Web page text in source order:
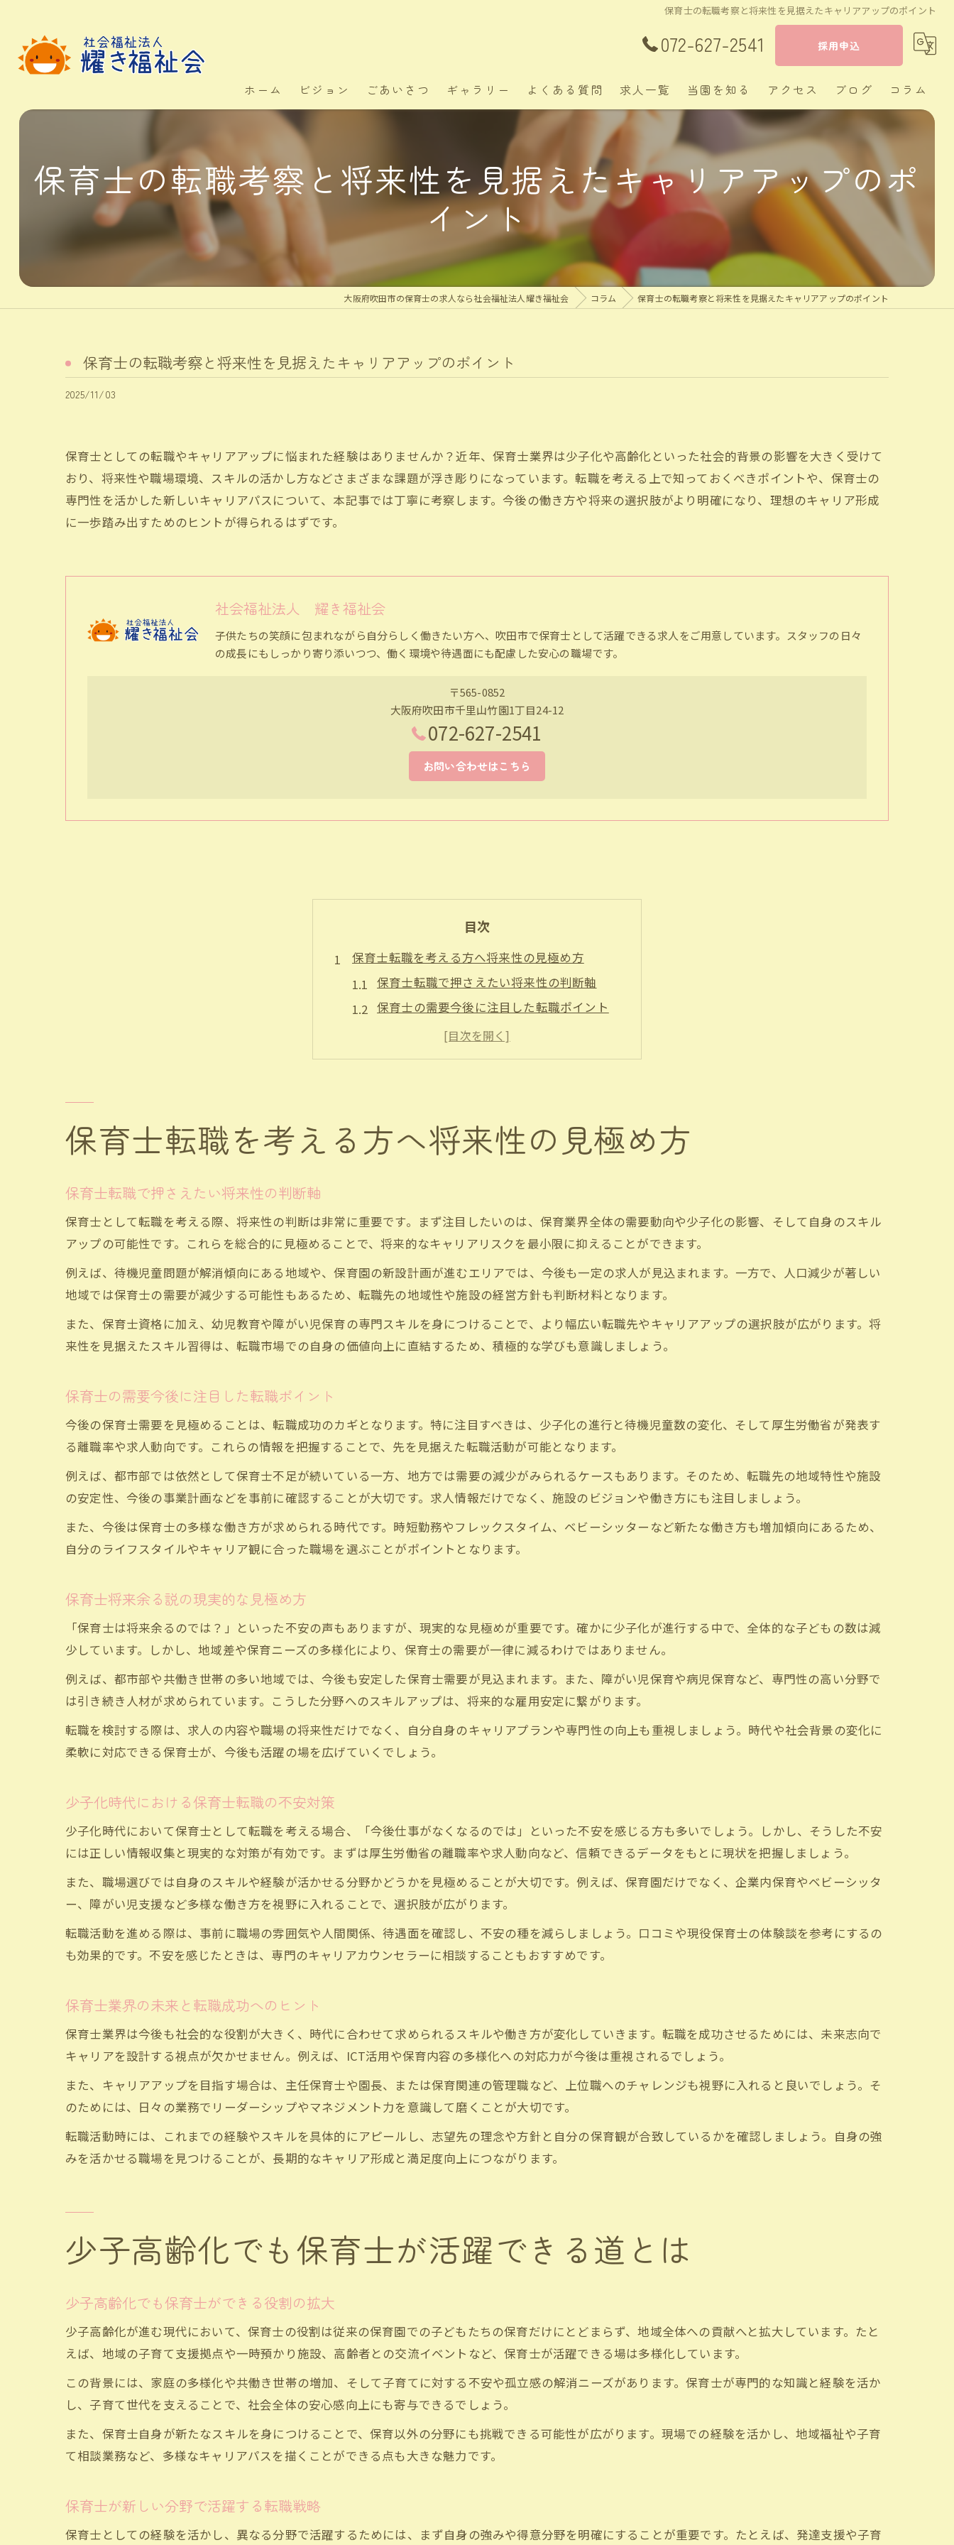
保育士の転職考察と将来性を見据えたキャリアアップのポイント
072-627-2541 採用申込
ホーム ビジョン ごあいさつ ギャラリー よくある質問 求人一覧 当園を知る
正社員
週休二日制
アクセス ブログ コラム
保育士の転職考察と将来性を見据えたキャリアアップのポ
イント
大阪府吹田市の保育士の求人なら社会福祉法人耀き福祉会 コラム 保育士の転職考察と将来性を見据えたキャリアアップのポイント
保育士の転職考察と将来性を見据えたキャリアアップのポイント
2025/11/03
保育士としての転職やキャリアアップに悩まれた経験はありませんか？近年、保育士業界は少子化や高齢化といった社会的背景の影響を大きく受けて
おり、将来性や職場環境、スキルの活かし方などさまざまな課題が浮き彫りになっています。転職を考える上で知っておくべきポイントや、保育士の
専門性を活かした新しいキャリアパスについて、本記事では丁寧に考察します。今後の働き方や将来の選択肢がより明確になり、理想のキャリア形成
に一歩踏み出すためのヒントが得られるはずです。
社会福祉法人 耀き福祉会
子供たちの笑顔に包まれながら自分らしく働きたい方へ、吹田市で保育士として活躍できる求人をご用意しています。スタッフの日々
の成長にもしっかり寄り添いつつ、働く環境や待遇面にも配慮した安心の職場です。
〒565-0852
大阪府吹田市千里山竹園1丁目24-12
072-627-2541
お問い合わせはこちら
目次
保育士転職を考える方へ将来性の見極め方
保育士転職で押さえたい将来性の判断軸
保育士の需要今後に注目した転職ポイント
保育士将来余る説の現実的な見極め方
少子化時代における保育士転職の不安対策
少子高齢化でも保育士ができる役割の拡大
保育士が新しい分野で活躍する転職戦略
少子化保育士ができることと将来性の関係
転職時に確認したい保育士のキャリア課題
保育士転職で直面する主なキャリア課題
転職時に意識したい保育士の強みと弱み
保育士が転職する際に確認すべき重要点
保育士キャリアアップに必要な視点とは
保育士将来余る説の根拠と現状分析
保育士需要今後の変化と転職の影響
保育士不足と余剰の両面を知る重要性
保育士の需要と業界動向の最新トレンド
保育士転職に役立つ需要データの見方
給与や待遇改善を目指す保育士転職戦略
保育士が待遇改善を成功させるポイント
給与交渉で失敗しない保育士転職ノウハウ
保育士業界で待遇を上げる転職事例紹介
保育士離職率推移から見る職場選びの視点
保育士離職率推移が示す職場環境の実態
厚生労働省のデータから保育士転職を考察
保育士の離職理由から学ぶ転職の注意点
保育士転職を考える方へ将来性の見極め方
保育士転職で押さえたい将来性の判断軸
保育士として転職を考える際、将来性の判断は非常に重要です。まず注目したいのは、保育業界全体の需要動向や少子化の影響、そして自身のスキル
アップの可能性です。これらを総合的に見極めることで、将来的なキャリアリスクを最小限に抑えることができます。
例えば、待機児童問題が解消傾向にある地域や、保育園の新設計画が進むエリアでは、今後も一定の求人が見込まれます。一方で、人口減少が著しい
地域では保育士の需要が減少する可能性もあるため、転職先の地域性や施設の経営方針も判断材料となります。
また、保育士資格に加え、幼児教育や障がい児保育の専門スキルを身につけることで、より幅広い転職先やキャリアアップの選択肢が広がります。将
来性を見据えたスキル習得は、転職市場での自身の価値向上に直結するため、積極的な学びも意識しましょう。
保育士の需要今後に注目した転職ポイント
今後の保育士需要を見極めることは、転職成功のカギとなります。特に注目すべきは、少子化の進行と待機児童数の変化、そして厚生労働省が発表す
る離職率や求人動向です。これらの情報を把握することで、先を見据えた転職活動が可能となります。
例えば、都市部では依然として保育士不足が続いている一方、地方では需要の減少がみられるケースもあります。そのため、転職先の地域特性や施設
の安定性、今後の事業計画などを事前に確認することが大切です。求人情報だけでなく、施設のビジョンや働き方にも注目しましょう。
また、今後は保育士の多様な働き方が求められる時代です。時短勤務やフレックスタイム、ベビーシッターなど新たな働き方も増加傾向にあるため、
自分のライフスタイルやキャリア観に合った職場を選ぶことがポイントとなります。
保育士将来余る説の現実的な見極め方
「保育士は将来余るのでは？」といった不安の声もありますが、現実的な見極めが重要です。確かに少子化が進行する中で、全体的な子どもの数は減
少しています。しかし、地域差や保育ニーズの多様化により、保育士の需要が一律に減るわけではありません。
例えば、都市部や共働き世帯の多い地域では、今後も安定した保育士需要が見込まれます。また、障がい児保育や病児保育など、専門性の高い分野で
は引き続き人材が求められています。こうした分野へのスキルアップは、将来的な雇用安定に繋がります。
転職を検討する際は、求人の内容や職場の将来性だけでなく、自分自身のキャリアプランや専門性の向上も重視しましょう。時代や社会背景の変化に
柔軟に対応できる保育士が、今後も活躍の場を広げていくでしょう。
少子化時代における保育士転職の不安対策
少子化時代において保育士として転職を考える場合、「今後仕事がなくなるのでは」といった不安を感じる方も多いでしょう。しかし、そうした不安
には正しい情報収集と現実的な対策が有効です。まずは厚生労働省の離職率や求人動向など、信頼できるデータをもとに現状を把握しましょう。
また、職場選びでは自身のスキルや経験が活かせる分野かどうかを見極めることが大切です。例えば、保育園だけでなく、企業内保育やベビーシッタ
ー、障がい児支援など多様な働き方を視野に入れることで、選択肢が広がります。
転職活動を進める際は、事前に職場の雰囲気や人間関係、待遇面を確認し、不安の種を減らしましょう。口コミや現役保育士の体験談を参考にするの
も効果的です。不安を感じたときは、専門のキャリアカウンセラーに相談することもおすすめです。
保育士業界の未来と転職成功へのヒント
保育士業界は今後も社会的な役割が大きく、時代に合わせて求められるスキルや働き方が変化していきます。転職を成功させるためには、未来志向で
キャリアを設計する視点が欠かせません。例えば、ICT活用や保育内容の多様化への対応力が今後は重視されるでしょう。
また、キャリアアップを目指す場合は、主任保育士や園長、または保育関連の管理職など、上位職へのチャレンジも視野に入れると良いでしょう。そ
のためには、日々の業務でリーダーシップやマネジメント力を意識して磨くことが大切です。
転職活動時には、これまでの経験やスキルを具体的にアピールし、志望先の理念や方針と自分の保育観が合致しているかを確認しましょう。自身の強
みを活かせる職場を見つけることが、長期的なキャリア形成と満足度向上につながります。
少子高齢化でも保育士が活躍できる道とは
少子高齢化でも保育士ができる役割の拡大
少子高齢化が進む現代において、保育士の役割は従来の保育園での子どもたちの保育だけにとどまらず、地域全体への貢献へと拡大しています。たと
えば、地域の子育て支援拠点や一時預かり施設、高齢者との交流イベントなど、保育士が活躍できる場は多様化しています。
この背景には、家庭の多様化や共働き世帯の増加、そして子育てに対する不安や孤立感の解消ニーズがあります。保育士が専門的な知識と経験を活か
し、子育て世代を支えることで、社会全体の安心感向上にも寄与できるでしょう。
また、保育士自身が新たなスキルを身につけることで、保育以外の分野にも挑戦できる可能性が広がります。現場での経験を活かし、地域福祉や子育
て相談業務など、多様なキャリアパスを描くことができる点も大きな魅力です。
保育士が新しい分野で活躍する転職戦略
保育士としての経験を活かし、異なる分野で活躍するためには、まず自身の強みや得意分野を明確にすることが重要です。たとえば、発達支援や子育